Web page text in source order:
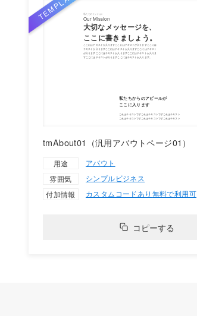
tmAbout01（汎用アバウトページ01）
用途
アバウト
雰囲気
シンプルビジネス
付加情報
カスタムコードあり 無料で利用可
コピーする